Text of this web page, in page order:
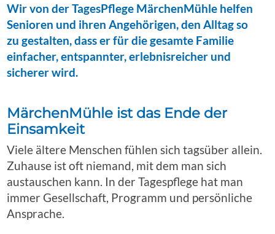
Wir von der TagesPflege MärchenMühle helfen
Senioren und ihren Angehörigen, den Alltag so
zu gestalten, dass er für die gesamte Familie
einfacher, entspannter, erlebnisreicher und
sicherer wird.
MärchenMühle ist das Ende der
Einsamkeit
Viele ältere Menschen fühlen sich tagsüber allein.
Zuhause ist oft niemand, mit dem man sich
austauschen kann. In der Tagespflege hat man
immer Gesellschaft, Programm und persönliche
Ansprache.